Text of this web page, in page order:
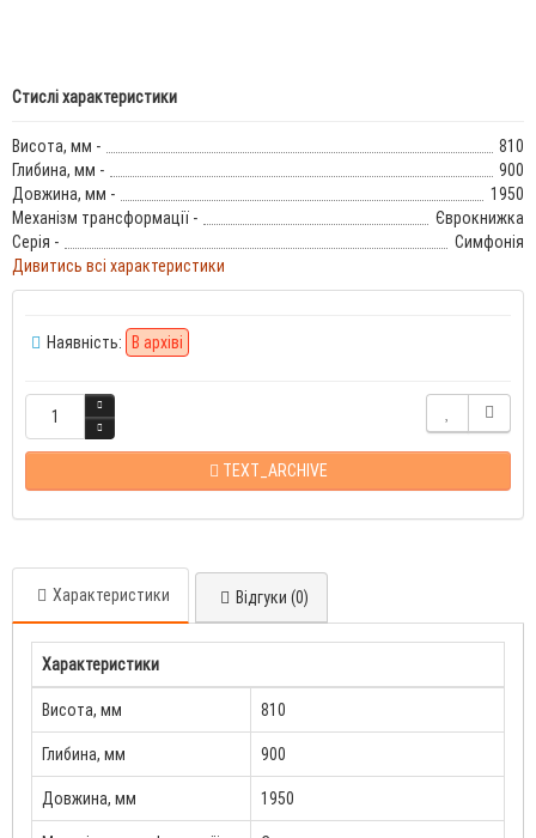
Стислі характеристики
Висота, мм -
810
Глибина, мм -
900
Довжина, мм -
1950
Механізм трансформації -
Єврокнижка
Серія -
Симфонія
Дивитись всі характеристики
Наявність: В архіві
TEXT_ARCHIVE
Характеристики Відгуки (0)
Характеристики
Висота, мм 810
Глибина, мм 900
Довжина, мм 1950